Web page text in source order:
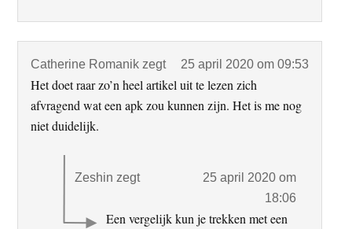
Catherine Romanik zegt 25 april 2020 om 09:53
Het doet raar zo’n heel artikel uit te lezen zich
afvragend wat een apk zou kunnen zijn. Het is me nog
niet duidelijk.
Zeshin zegt
25 april 2020 om
18:06
Een vergelijk kun je trekken met een